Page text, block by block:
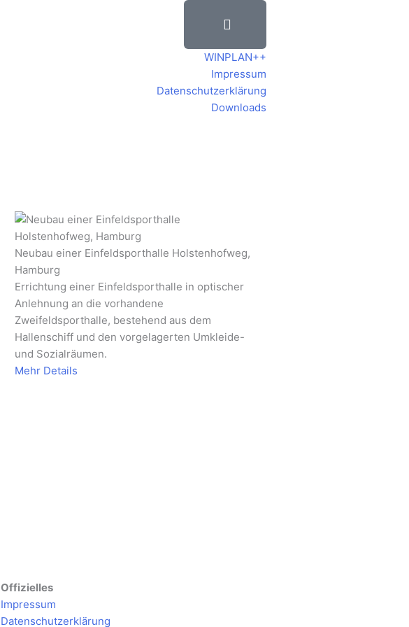
WINPLAN++
Impressum
Datenschutzerklärung
Downloads
Neubau einer Einfeldsporthalle Holstenhofweg,
Hamburg
Errichtung einer Einfeldsporthalle in optischer
Anlehnung an die vorhandene
Zweifeldsporthalle, bestehend aus dem
Hallenschiff und den vorgelagerten Umkleide-
und Sozialräumen.
Mehr Details
Offizielles
Impressum
Datenschutzerklärung